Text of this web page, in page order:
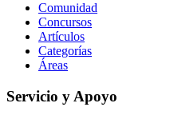
Comunidad
Concursos
Artículos
Categorías
Áreas
Servicio y Apoyo